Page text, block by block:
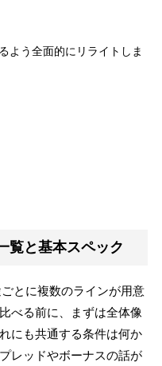
よう全面的にリライトしま
覧と基本スペック
とに複数のラインが用意
べる前に、まずは全体像
にも共通する条件は何か
レッドやボーナスの話が